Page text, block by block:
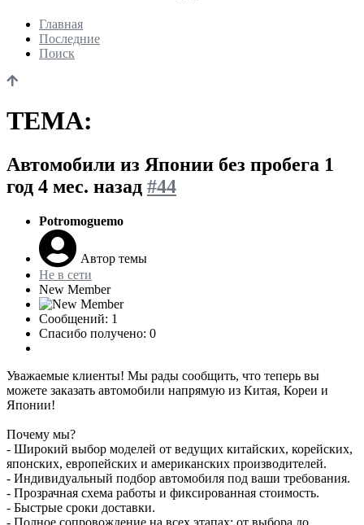
Главная
Последние
Поиск
ТЕМА:
Автомобили из Японии без пробега 1
год 4 мес. назад #44
Potromoguemo
Автор темы
Не в сети
New Member
Сообщений: 1
Спасибо получено: 0
Уважаемые клиенты! Мы рады сообщить, что теперь вы
можете заказать автомобили напрямую из Китая, Кореи и
Японии!
Почему мы?
- Широкий выбор моделей от ведущих китайских, корейских,
японских, европейских и американских производителей.
- Индивидуальный подбор автомобиля под ваши требования.
- Прозрачная схема работы и фиксированная стоимость.
- Быстрые сроки доставки.
- Полное сопровождение на всех этапах: от выбора до